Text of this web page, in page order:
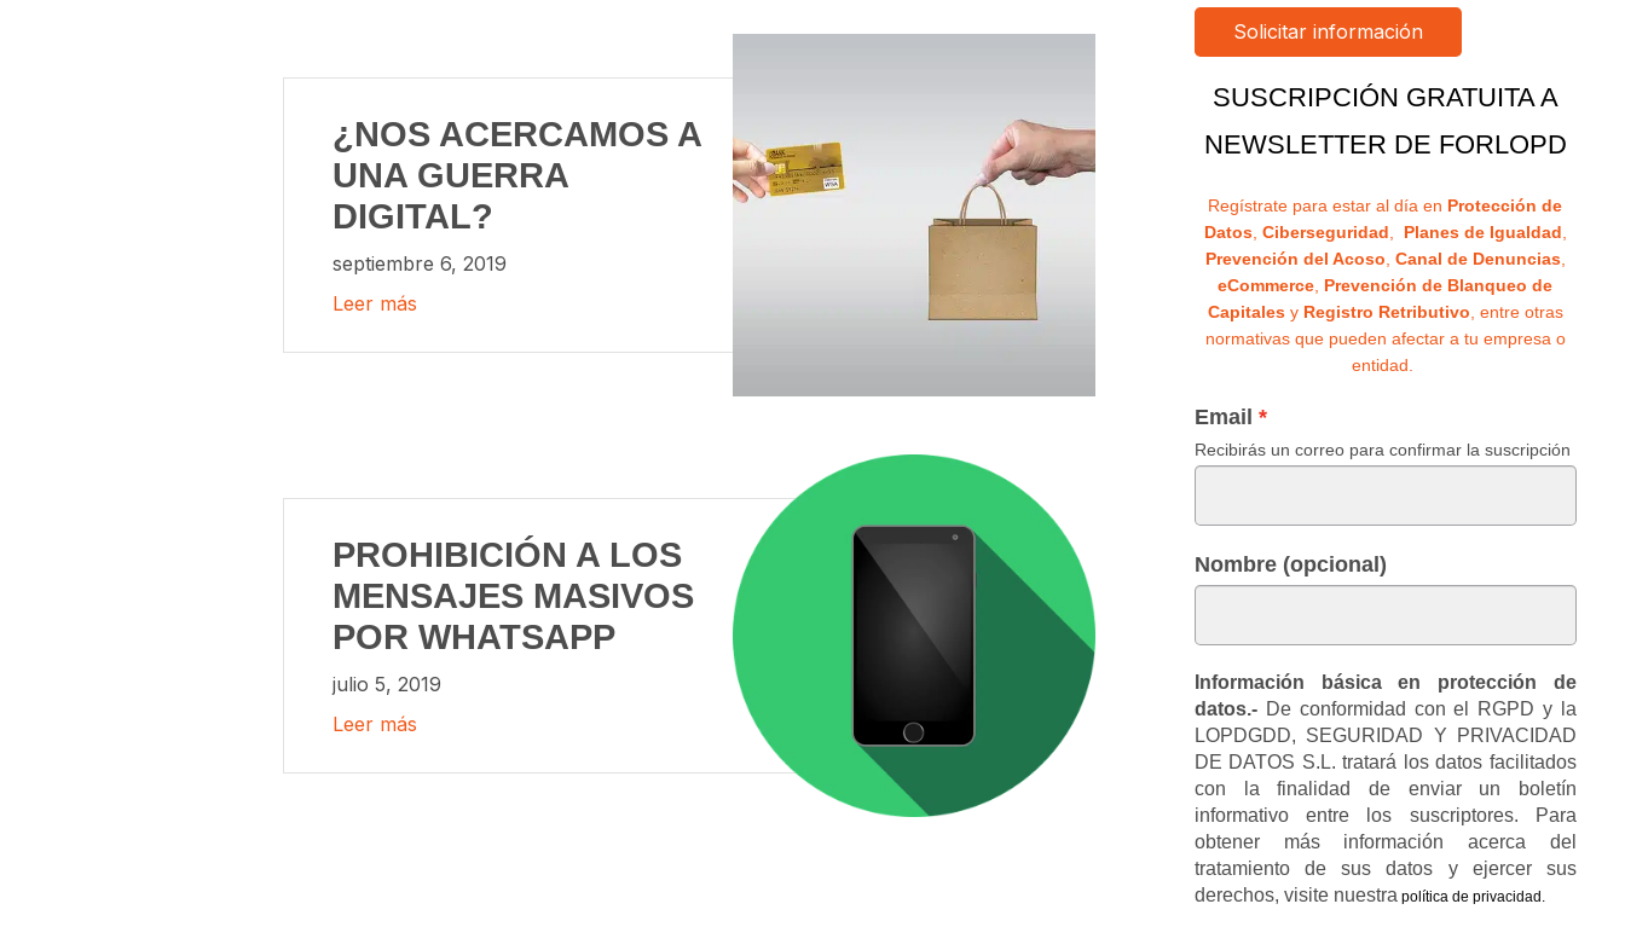
¿NOS ACERCAMOS A
UNA GUERRA
DIGITAL?
septiembre 6, 2019
Leer más
PROHIBICIÓN A LOS
MENSAJES MASIVOS
POR WHATSAPP
julio 5, 2019
Leer más
SUSCRIPCIÓN GRATUITA A
NEWSLETTER DE FORLOPD
Regístrate para estar al día en Protección de
Datos, Ciberseguridad, Planes de Igualdad,
Prevención del Acoso, Canal de Denuncias,
eCommerce, Prevención de Blanqueo de
Capitalesy Registro Retributivo, entre otras
normativas que pueden afectar a tu empresa o
entidad.
Email
Recibirás un correo para confirmar la suscripción
Nombre (opcional)
Información básica en protección de
datos.-De conformidad con el RGPD y la
LOPDGDD, SEGURIDAD Y PRIVACIDAD
DE DATOS S.L. tratará los datos facilitados
con la finalidad de enviar un boletín
informativo entre los suscriptores. Para
obtener más información acerca del
tratamiento de sus datos y ejercer sus
derechos, visite nuestra política de privacidad .